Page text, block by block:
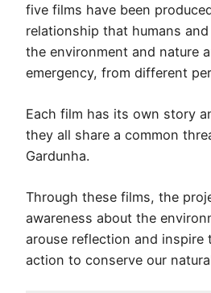
five films have been
relationship that humans
the environment and nature
emergency, from different
Each film has its own story
they all share a common
Gardunha.
Through these films, the
awareness about the
arouse reflection and inspire
action to conserve our